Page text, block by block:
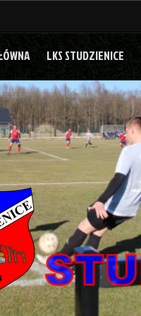
LKS STUDZIENICE